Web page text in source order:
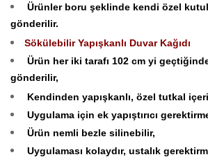
Ürünler boru şeklinde kendi özel
gönderilir.
Sökülebilir Yapışkanlı Duvar Kağıdı
Ürün her iki tarafı 102 cm yi
gönderilir,
Kendinden yapışkanlı, özel tutkal
Uygulama için ek yapıştırıcı
Ürün nemli bezle silinebilir,
Uygulaması kolaydır, ustalık